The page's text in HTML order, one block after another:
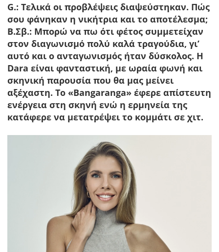
G.: Τελικά οι προβλέψεις διαψεύστηκαν. Πώς
σου φάνηκαν η νικήτρια και το αποτέλεσμα;
Β.Σβ.: Μπορώ να πω ότι φέτος συμμετείχαν
στον διαγωνισμό πολύ καλά τραγούδια, γι’
αυτό και ο ανταγωνισμός ήταν δύσκολος. Η
Dara είναι φανταστική, με ωραία φωνή και
σκηνική παρουσία που θα μας μείνει
αξέχαστη. Το «Bangaranga» έφερε απίστευτη
ενέργεια στη σκηνή ενώ η ερμηνεία της
κατάφερε να μετατρέψει το κομμάτι σε χιτ.